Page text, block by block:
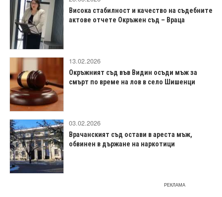
Висока стабилност и качество на съдебните
актове отчете Окръжен съд – Враца
13.02.2026
Окръжният съд във Видин осъди мъж за
смърт по време на лов в село Шишенци
03.02.2026
Врачанският съд остави в ареста мъж,
обвинен в държане на наркотици
РЕКЛАМА